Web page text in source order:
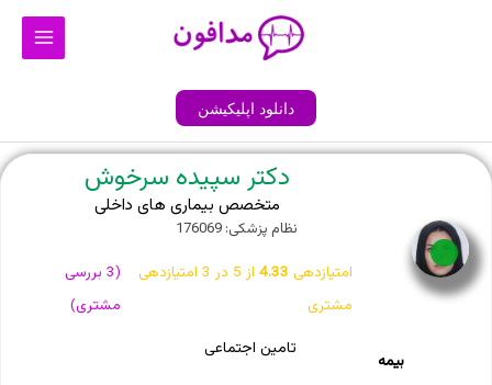
Main
دانلود اپلیکیشن
دکتر سپیده سرخوش
متخصص بیماری های داخلی
نظام پزشکی: 176069
امتیازدهی 4.33 از 5 در 3 امتیازدهی
مشتری
(
3 بررسی
مشتری)
بیمه
تامین اجتماعی